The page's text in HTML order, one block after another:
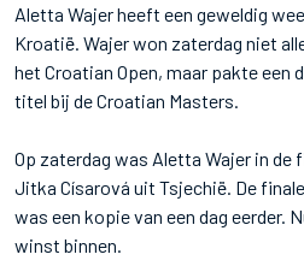
Aletta Wajer heeft een geweldig
Kroatië. Wajer won zaterdag niet
het Croatian Open, maar pakte een
titel bij de Croatian Masters.
Op zaterdag was Aletta Wajer in
Jitka Císarová uit Tsjechië. De
was een kopie van een dag eerder.
winst binnen.